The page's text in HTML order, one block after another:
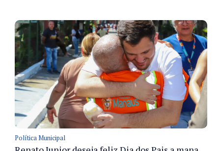
Política Municipal